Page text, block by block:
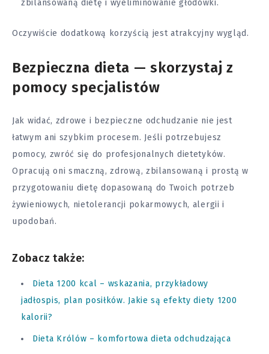
zbilansowaną dietę i wyeliminowanie głodówki.
Oczywiście dodatkową korzyścią jest atrakcyjny wygląd.
Bezpieczna dieta — skorzystaj z
pomocy specjalistów
Jak widać, zdrowe i bezpieczne odchudzanie nie jest
łatwym ani szybkim procesem. Jeśli potrzebujesz
pomocy, zwróć się do profesjonalnych dietetyków.
Opracują oni smaczną, zdrową, zbilansowaną i prostą w
przygotowaniu dietę dopasowaną do Twoich potrzeb
żywieniowych, nietolerancji pokarmowych, alergii i
upodobań.
Zobacz także:
Dieta 1200 kcal – wskazania, przykładowy
jadłospis, plan posiłków. Jakie są efekty diety 1200
kalorii?
Dieta Królów – komfortowa dieta odchudzająca